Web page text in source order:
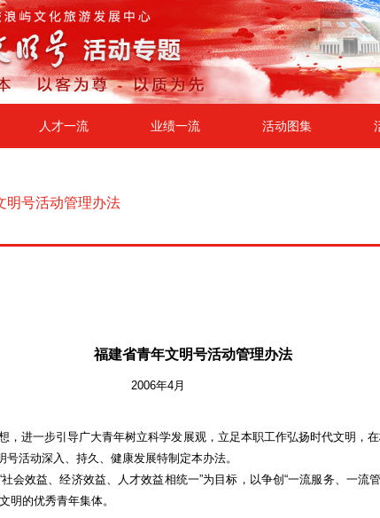
人才一流 业绩一流 活动图集
明号活动管理办法
福建省青年文明号活动管理办法
2006年4月
，进一步引导广大青年树立科学发展观，立足本职工作弘扬时代文明，
活动深入、持久、健康发展特制定本办法。
会效益、经济效益、人才效益相统一”为目标，以争创“一流服务、一流
明的优秀青年集体。